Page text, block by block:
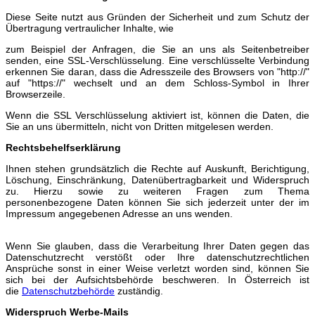
Diese Seite nutzt aus Gründen der Sicherheit und zum Schutz der
Übertragung vertraulicher Inhalte, wie
zum Beispiel der Anfragen, die Sie an uns als Seitenbetreiber
senden, eine SSL-Verschlüsselung. Eine verschlüsselte Verbindung
erkennen Sie daran, dass die Adresszeile des Browsers von "http://"
auf "https://" wechselt und an dem Schloss-Symbol in Ihrer
Browserzeile.
Wenn die SSL Verschlüsselung aktiviert ist, können die Daten, die
Sie an uns übermitteln, nicht von Dritten mitgelesen werden.
Rechtsbehelfserklärung
Ihnen stehen grundsätzlich die Rechte auf Auskunft, Berichtigung,
Löschung, Einschränkung, Datenübertragbarkeit und Widerspruch
zu. Hierzu sowie zu weiteren Fragen zum Thema
personenbezogene Daten können Sie sich jederzeit unter der im
Impressum angegebenen Adresse an uns wenden.
Wenn Sie glauben, dass die Verarbeitung Ihrer Daten gegen das
Datenschutzrecht verstößt oder Ihre datenschutzrechtlichen
Ansprüche sonst in einer Weise verletzt worden sind, können Sie
sich bei der Aufsichtsbehörde beschweren. In Österreich ist
die Datenschutzbehörde zuständig.
Widerspruch Werbe-Mails